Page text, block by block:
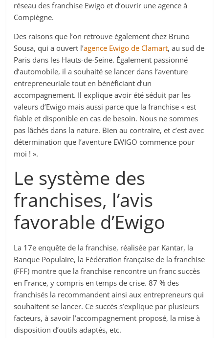
réseau des franchise Ewigo et d’ouvrir une agence à
Compiègne.
Des raisons que l’on retrouve également chez Bruno
Sousa, qui a ouvert l’agence Ewigo de Clamart, au sud de
Paris dans les Hauts-de-Seine. Également passionné
d’automobile, il a souhaité se lancer dans l’aventure
entrepreneuriale tout en bénéficiant d’un
accompagnement. Il explique avoir été séduit par les
valeurs d’Ewigo mais aussi parce que la franchise « est
fiable et disponible en cas de besoin. Nous ne sommes
pas lâchés dans la nature. Bien au contraire, et c’est avec
détermination que l’aventure EWIGO commence pour
moi ! ».
Le système des
franchises, l’avis
favorable d’Ewigo
La 17e enquête de la franchise, réalisée par Kantar, la
Banque Populaire, la Fédération française de la franchise
(FFF) montre que la franchise rencontre un franc succès
en France, y compris en temps de crise. 87 % des
franchisés la recommandent ainsi aux entrepreneurs qui
souhaitent se lancer. Ce succès s’explique par plusieurs
facteurs, à savoir l’accompagnement proposé, la mise à
disposition d’outils adaptés, etc.